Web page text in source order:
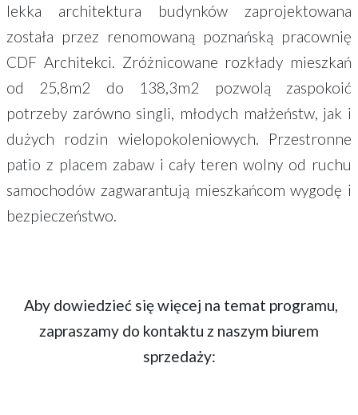
lekka architektura budynków zaprojektowana
została przez renomowaną poznańską pracownię
CDF Architekci. Zróżnicowane rozkłady mieszkań
od 25,8m2 do 138,3m2 pozwolą zaspokoić
potrzeby zarówno singli, młodych małżeństw, jak i
dużych rodzin wielopokoleniowych. Przestronne
patio z placem zabaw i cały teren wolny od ruchu
samochodów zagwarantują mieszkańcom wygodę i
bezpieczeństwo.
Aby dowiedzieć się więcej na temat programu,
zapraszamy do kontaktu z naszym biurem
sprzedaży: